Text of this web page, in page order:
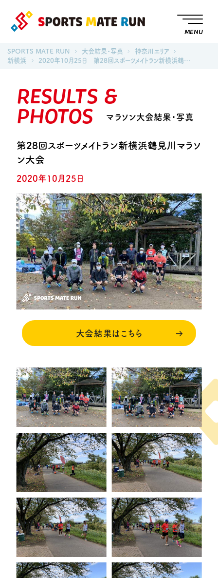
SPORTS MATE RUN 大会結果・写真
神奈川エリア
新横浜
2020年10月25日 第28回スポーツメイトラン新横浜鶴…
MENU
RESULTS &
PHOTOS マラソン大会結果・写真
2020年10月25日
第28回スポーツメイトラン新横浜鶴見川マラソ
ン大会
大会結果はこちら